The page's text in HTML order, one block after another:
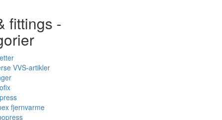
fittings -
VVS-artikler
fjernvarme